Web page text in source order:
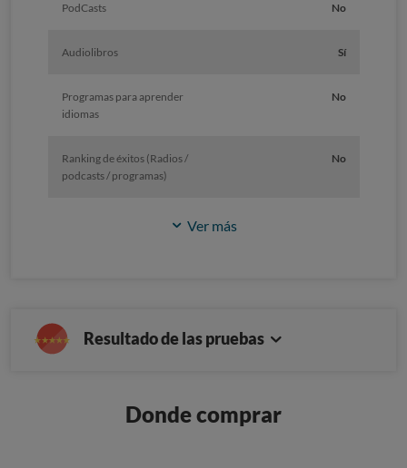
PodCasts No
Audiolibros Sí
Programas para aprender
idiomas
No
Ranking de éxitos (Radios /
podcasts / programas)
No
Ver más
Resultado de las pruebas
Donde comprar